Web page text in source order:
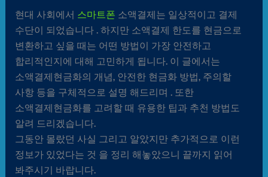
현대 사회에서 스마트폰 소액결제는 일상적이고 결제
수단이 되었습니다 . 하지만 소액결제 한도를 현금으로
변환하고 싶을 때는 어떤 방법이 가장 안전하고
합리적인지에 대해 고민하게 됩니다. 이 글에서는
소액결제현금화의 개념, 안전한 현금화 방법, 주의할
사항 등을 구체적으로 설명 해드리며 . 또한
소액결제현금화를 고려할 때 유용한 팁과 추천 방법도
알려 드리겠습니다.
그동안 몰랐던 사실 그리고 알았지만 추가적으로 이런
정보가 있었다는 것 을 정리 해놓았으니 끝까지 읽어
봐주시기 바랍니다.